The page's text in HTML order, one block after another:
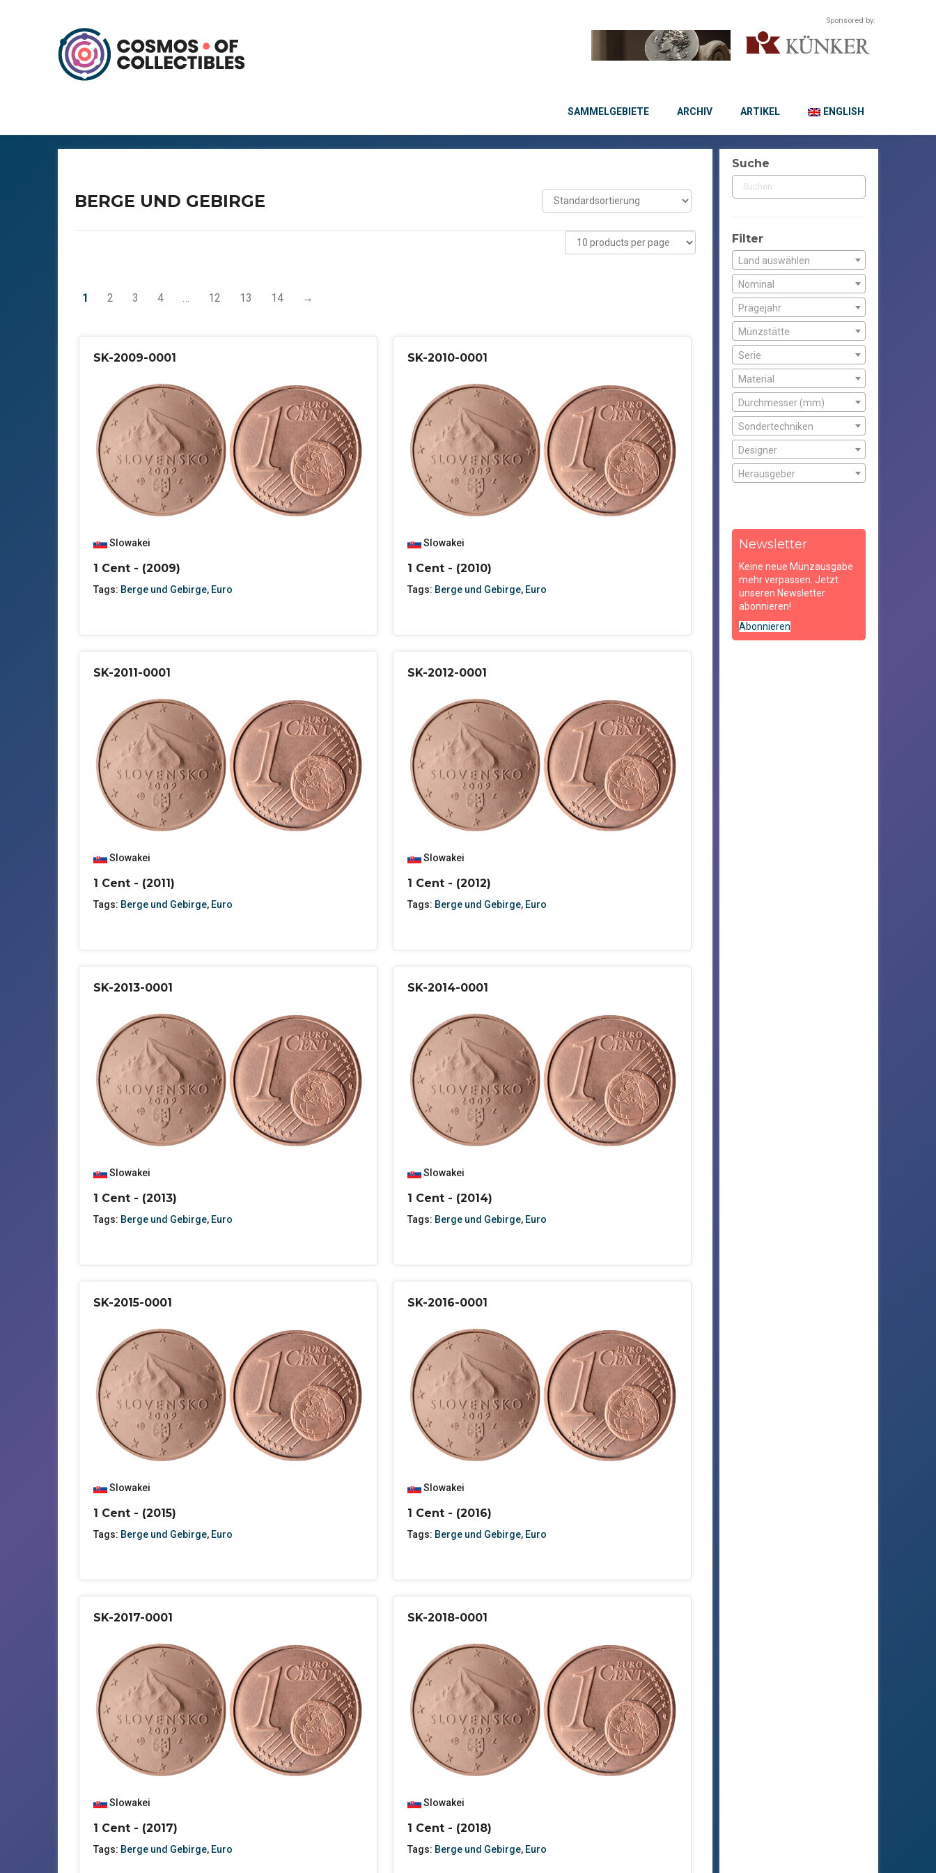
Sponsored by:
SAMMELGEBIETE ARCHIV ARTIKEL ENGLISH
BERGE UND GEBIRGE
1 2 3 4 … 12 13 14 →
SK-2009-0001
Slowakei
1 Cent - (2009)
Tags: Berge und Gebirge, Euro
SK-2010-0001
Slowakei
1 Cent - (2010)
Tags: Berge und Gebirge, Euro
SK-2011-0001
Slowakei
1 Cent - (2011)
Tags: Berge und Gebirge, Euro
SK-2012-0001
Slowakei
1 Cent - (2012)
Tags: Berge und Gebirge, Euro
SK-2013-0001
Slowakei
1 Cent - (2013)
Tags: Berge und Gebirge, Euro
SK-2014-0001
Slowakei
1 Cent - (2014)
Tags: Berge und Gebirge, Euro
SK-2015-0001
Slowakei
1 Cent - (2015)
Tags: Berge und Gebirge, Euro
SK-2016-0001
Slowakei
1 Cent - (2016)
Tags: Berge und Gebirge, Euro
SK-2017-0001
Slowakei
1 Cent - (2017)
Tags: Berge und Gebirge, Euro
SK-2018-0001
Slowakei
1 Cent - (2018)
Tags: Berge und Gebirge, Euro
Suche
Filter
Land auswählen
Nominal
Prägejahr
Münzstätte
Serie
Material
Durchmesser (mm)
Sondertechniken
Designer
Herausgeber
Newsletter
Keine neue Münzausgabe
mehr verpassen. Jetzt
unseren Newsletter
abonnieren!
Abonnieren